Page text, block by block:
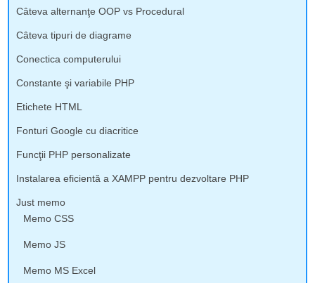
Câteva alternanţe OOP vs Procedural
Câteva tipuri de diagrame
Conectica computerului
Constante şi variabile PHP
Etichete HTML
Fonturi Google cu diacritice
Funcţii PHP personalizate
Instalarea eficientă a XAMPP pentru dezvoltare PHP
Just memo
Memo CSS
Memo JS
Memo MS Excel